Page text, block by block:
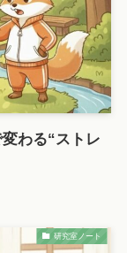
わる“ストレ
研究室ノート